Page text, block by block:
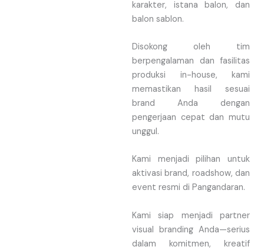
karakter, istana balon, dan
balon sablon.
Disokong oleh tim
berpengalaman dan fasilitas
produksi in-house, kami
memastikan hasil sesuai
brand Anda dengan
pengerjaan cepat dan mutu
unggul.
Kami menjadi pilihan untuk
aktivasi brand, roadshow, dan
event resmi di Pangandaran.
Kami siap menjadi partner
visual branding Anda—serius
dalam komitmen, kreatif